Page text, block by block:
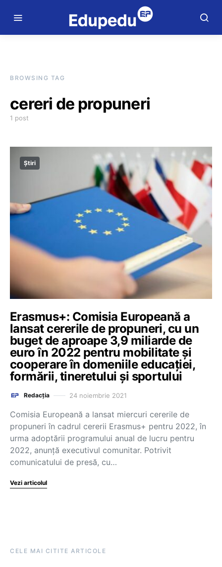
BROWSING TAG
cereri de propuneri
1 post
Știri
Erasmus+: Comisia Europeană a
lansat cererile de propuneri, cu un
buget de aproape 3,9 miliarde de
euro în 2022 pentru mobilitate și
cooperare în domeniile educației,
formării, tineretului și sportului
Redacția 24 noiembrie 2021
Comisia Europeană a lansat miercuri cererile de
propuneri în cadrul cererii Erasmus+ pentru 2022, în
urma adoptării programului anual de lucru pentru
2022, anunță executivul comunitar. Potrivit
comunicatului de presă, cu…
Vezi articolul
CELE MAI CITITE ARTICOLE